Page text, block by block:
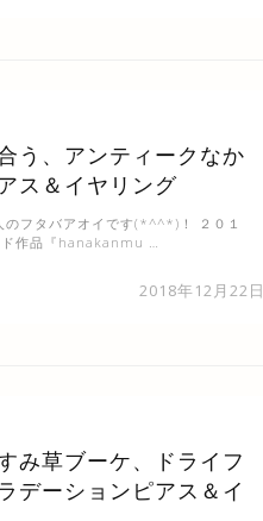
う、アンティークなか
ス＆イヤリング
2018年12月22日
のフタバアオイです(*^^*)！ ２０１
作品『hanakanmu …
み草ブーケ、ドライフ
デーションピアス＆イ